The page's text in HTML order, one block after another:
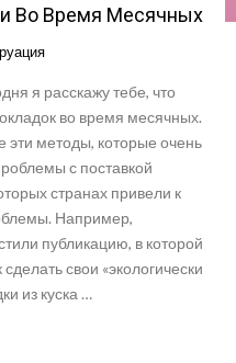
Во Время Месячных
я расскажу тебе, что
во время месячных.
эти методы, которые очень
с поставкой
странах привели к
Например,
публикацию, в которой
свои «экологически
из куска …